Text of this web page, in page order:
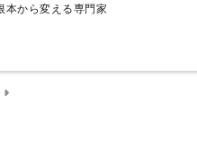
本から変える専門家